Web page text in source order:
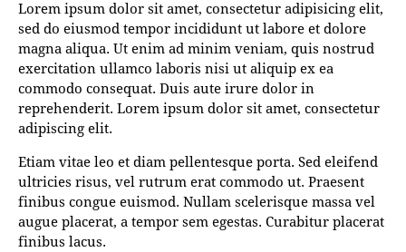
Lorem ipsum dolor sit amet, consectetur adipisicing elit,
sed do eiusmod tempor incididunt ut labore et dolore
magna aliqua. Ut enim ad minim veniam, quis nostrud
exercitation ullamco laboris nisi ut aliquip ex ea
commodo consequat. Duis aute irure dolor in
reprehenderit. Lorem ipsum dolor sit amet, consectetur
adipiscing elit.
Etiam vitae leo et diam pellentesque porta. Sed eleifend
ultricies risus, vel rutrum erat commodo ut. Praesent
finibus congue euismod. Nullam scelerisque massa vel
augue placerat, a tempor sem egestas. Curabitur placerat
finibus lacus.